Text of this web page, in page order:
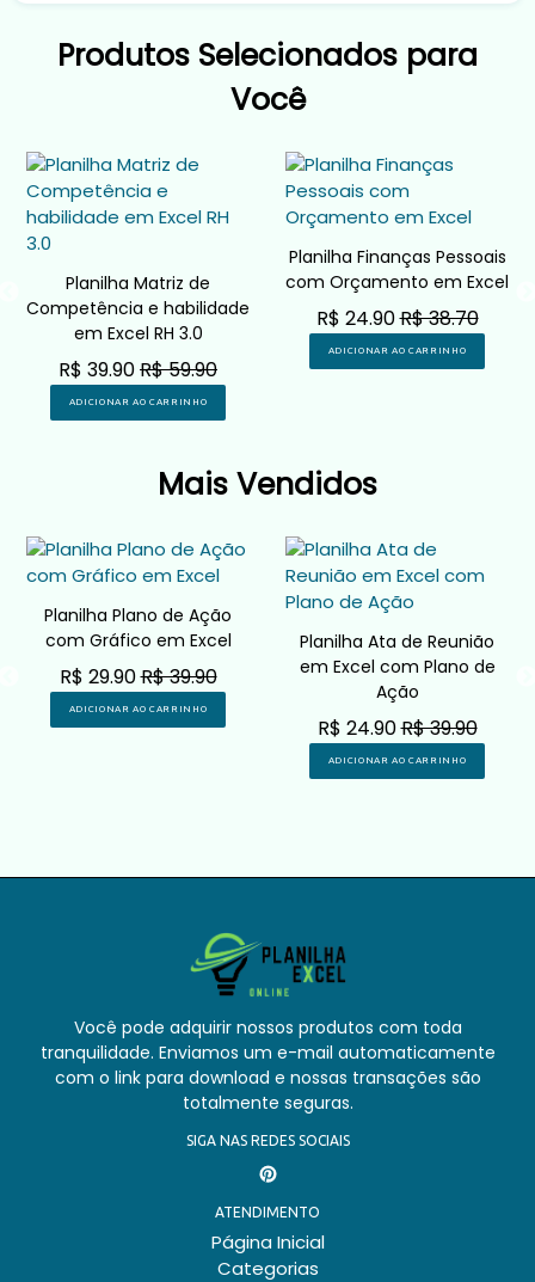
Produtos Selecionados para
Você
Planilha Matriz de
Competência e habilidade
em Excel RH 3.0
R$ 39.90R$ 59.90
ADICIONAR AO CARRINHO
Planilha Finanças Pessoais
com Orçamento em Excel
R$ 24.90R$ 38.70
ADICIONAR AO CARRINHO
Mais Vendidos
Planilha Plano de Ação
com Gráfico em Excel
R$ 29.90R$ 39.90
ADICIONAR AO CARRINHO
Planilha Ata de Reunião
em Excel com Plano de
Ação
R$ 24.90R$ 39.90
ADICIONAR AO CARRINHO
Você pode adquirir nossos produtos com toda
tranquilidade. Enviamos um e-mail automaticamente
com o link para download e nossas transações são
totalmente seguras.
SIGA NAS REDES SOCIAIS
Pinterest
ATENDIMENTO
Página Inicial
Categorias